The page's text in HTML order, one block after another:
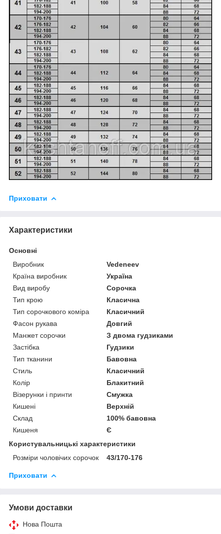
Приховати
Характеристики
Основні
Виробник
Vedeneev
Країна виробник
Україна
Вид виробу
Сорочка
Тип крою
Класична
Тип сорочкового коміра
Класичний
Фасон рукава
Довгий
Манжет сорочки
З двома гудзиками
Застібка
Гудзики
Тип тканини
Бавовна
Стиль
Класичний
Колір
Блакитний
Візерунки і принти
Смужка
Кишені
Верхній
Склад
100% бавовна
Кишеня
Є
Користувальницькі характеристики
Розміри чоловічих сорочок
43/170-176
Приховати
Умови доставки
Нова Пошта